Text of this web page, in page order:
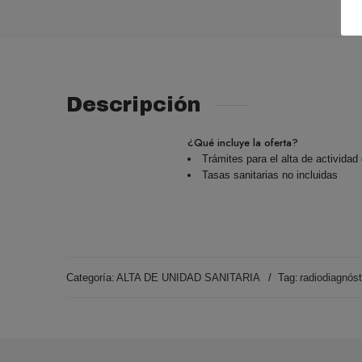
Descripción
¿Qué incluye la oferta?
Trámites para el alta de
Tasas sanitarias no incluidas
Categoría: ALTA DE UNIDAD SANITARIA Tag: